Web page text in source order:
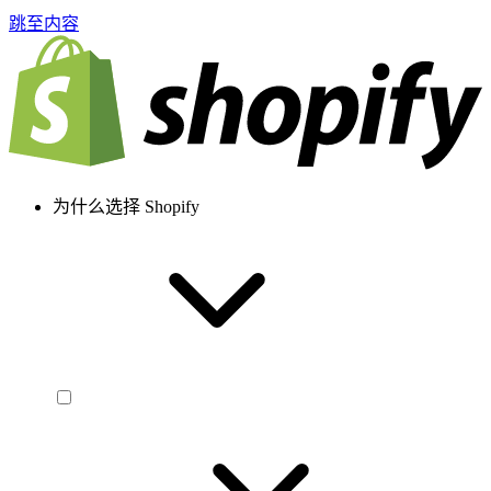
跳至内容
为什么选择 Shopify